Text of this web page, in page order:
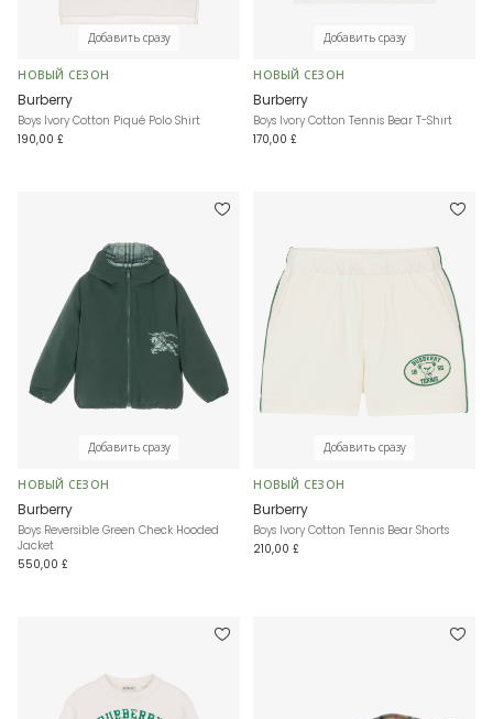
Добавить сразу
НОВЫЙ СЕЗОН
Burberry
Boys Ivory Cotton Piqué Polo Shirt
190,00 £
Добавить сразу
НОВЫЙ СЕЗОН
Burberry
Boys Ivory Cotton Tennis Bear T-Shirt
170,00 £
Добавить сразу
НОВЫЙ СЕЗОН
Burberry
Boys Reversible Green Check Hooded
Jacket
550,00 £
Добавить сразу
НОВЫЙ СЕЗОН
Burberry
Boys Ivory Cotton Tennis Bear Shorts
210,00 £